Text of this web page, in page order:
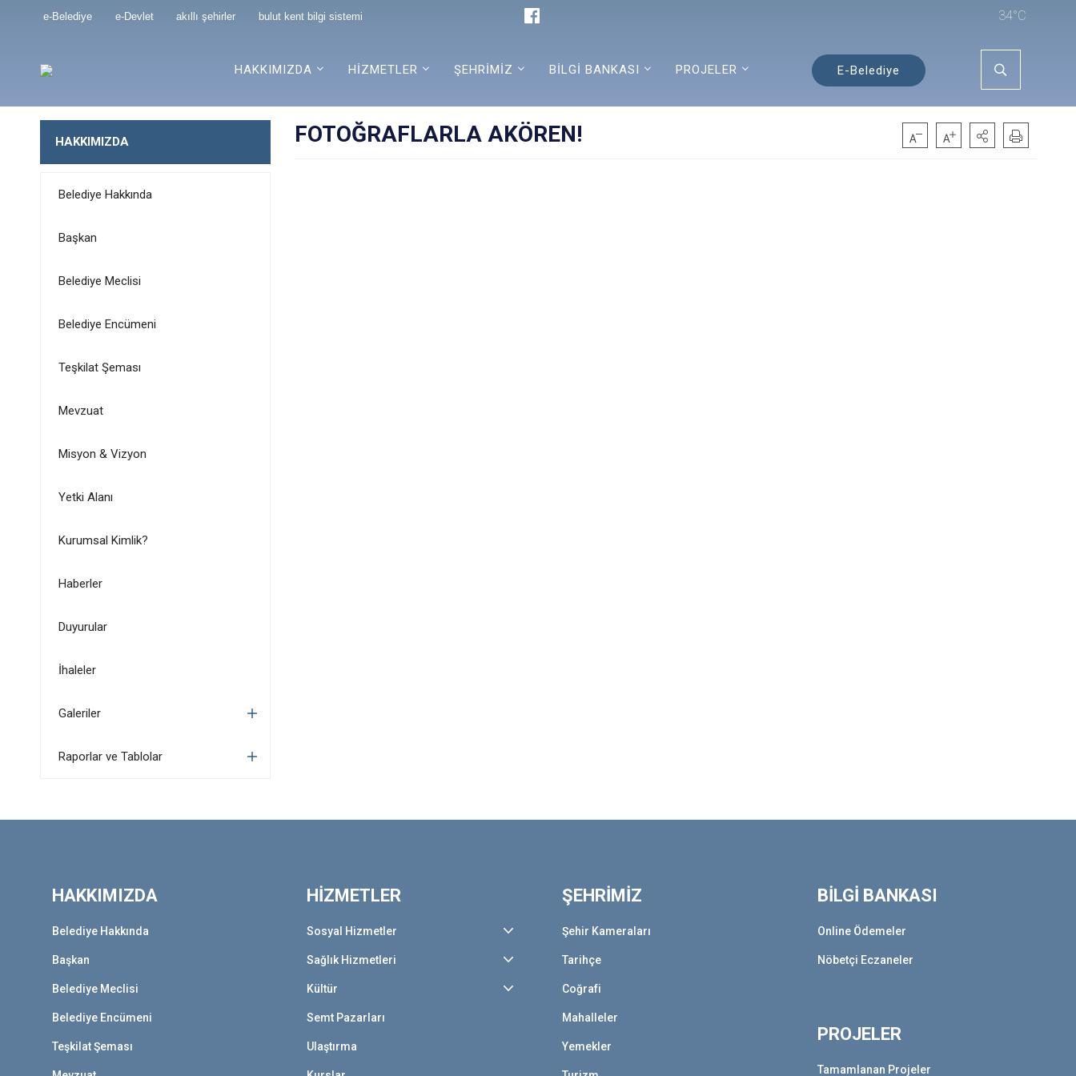
e-Belediye e-Devlet akıllı şehirler bulut kent bilgi sistemi 34°C
HAKKIMIZDA HİZMETLER ŞEHRİMİZ BİLGİ BANKASI PROJELER E-Belediye
HAKKIMIZDA
Belediye Hakkında
Başkan
Belediye Meclisi
Belediye Encümeni
Teşkilat Şeması
Mevzuat
Misyon & Vizyon
Yetki Alanı
Kurumsal Kimlik?
Haberler
Duyurular
İhaleler
Galeriler
Raporlar ve Tablolar
FOTOĞRAFLARLA AKÖREN!
HAKKIMIZDA
Belediye Hakkında
Başkan
Belediye Meclisi
Belediye Encümeni
Teşkilat Şeması
HİZMETLER
Sosyal Hizmetler
Sağlık Hizmetleri
Kültür
Semt Pazarları
Ulaştırma
ŞEHRİMİZ
Şehir Kameraları
Tarihçe
Coğrafi
Mahalleler
Yemekler
BİLGİ BANKASI
Online Ödemeler
Nöbetçi Eczaneler
PROJELER
Tamamlanan Projeler